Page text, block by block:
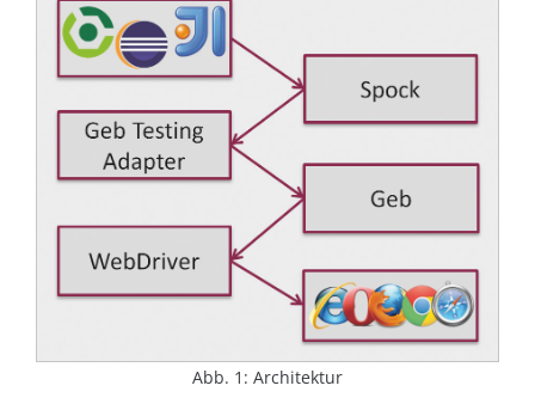
Abb. 1: Architektur